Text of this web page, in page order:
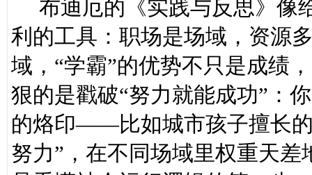
布迪厄的《实践与反思》像
利的工具：职场是场域，资源
域，“学霸”的优势不只是成绩
狠的是戳破“努力就能成功”：
的烙印——比如城市孩子擅长的
努力”，在不同场域里权重天